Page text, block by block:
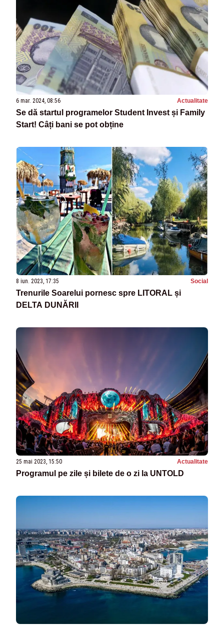
6 mar. 2024, 08:56 Actualitate
Se dă startul programelor Student Invest și Family
Start! Câți bani se pot obține
8 iun. 2023, 17:35 Social
Trenurile Soarelui pornesc spre LITORAL și
DELTA DUNĂRII
25 mai 2023, 15:50 Actualitate
Programul pe zile și bilete de o zi la UNTOLD